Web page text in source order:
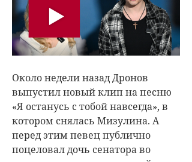
Около недели назад Дронов
выпустил новый клип на песню
«Я останусь с тобой навсегда», в
котором снялась Мизулина. А
перед этим певец публично
поцеловал дочь сенатора во